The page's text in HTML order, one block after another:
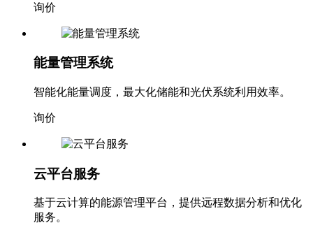
询价
能量管理系统
智能化能量调度，最大化储能和光伏系统利用效率。
询价
云平台服务
基于云计算的能源管理平台，提供远程数据分析和优化
服务。